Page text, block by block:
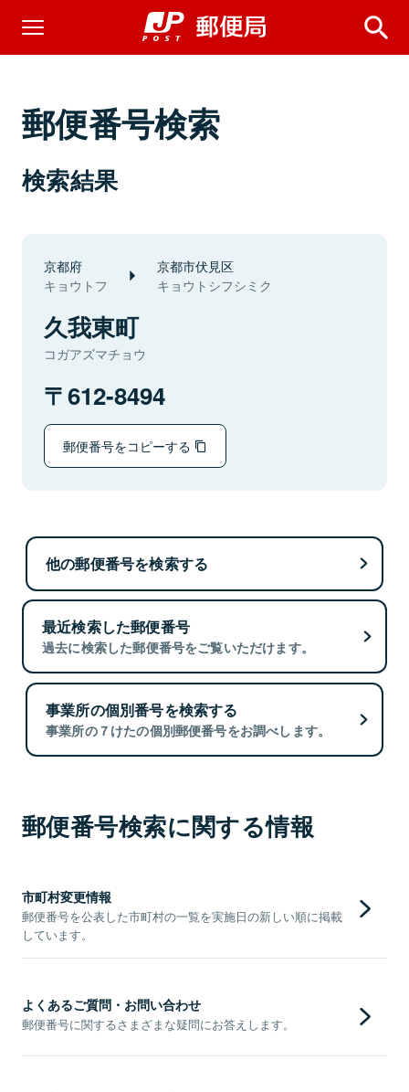
郵便番号検索
検索結果
京都府
キョウトフ
京都市伏見区
キョウトシフシミク
久我東町
コガアズマチョウ
612-8494
郵便番号をコピーする
他の郵便番号を検索する
最近検索した郵便番号
過去に検索した郵便番号をご覧いただけます。
事業所の個別番号を検索する
事業所の７けたの個別郵便番号をお調べします。
郵便番号検索に関する情報
市町村変更情報
郵便番号を公表した市町村の一覧を実施日の新しい順に掲載
しています。
よくあるご質問・お問い合わせ
郵便番号に関するさまざまな疑問にお答えします。